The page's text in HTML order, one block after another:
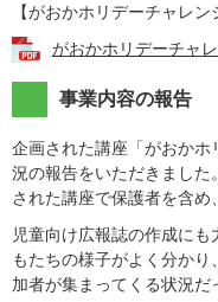
【がおかホリデーチャレン
がおかホリデーチャ
事業内容の報告
企画された講座「がおかホ
況の報告をいただきまし
された講座で保護者を含め
児童向け広報誌の作成に
もたちの様子がよく分か
加者が集まってくる状況だ